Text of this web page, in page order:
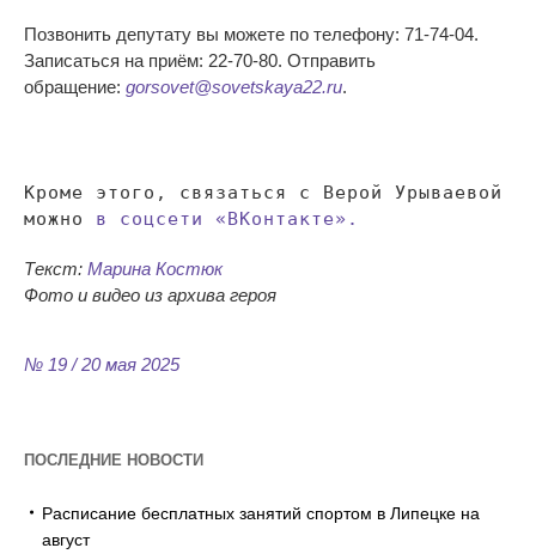
Позвонить депутату вы можете по телефону: 71-74-04.
Записаться на приём: 22-70-80. Отправить
обращение: gorsovet@sovetskaya22.ru.
Кроме этого, связаться с
Верой Урываевой
можно в соцсети «ВКонтакте» .
Текст: Марина Костюк
Фото и видео из архива героя
№ 19 / 20 мая 2025
ПОСЛЕДНИЕ НОВОСТИ
Расписание бесплатных занятий спортом в Липецке на
август